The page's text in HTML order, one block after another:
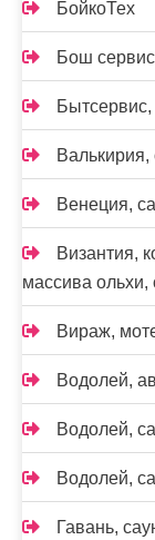
БойкоТех
Бош сервис
Валькирия,
Венеция,
Византия,
массива
Вираж,
Водолей,
Водолей,
Водолей,
Гавань,